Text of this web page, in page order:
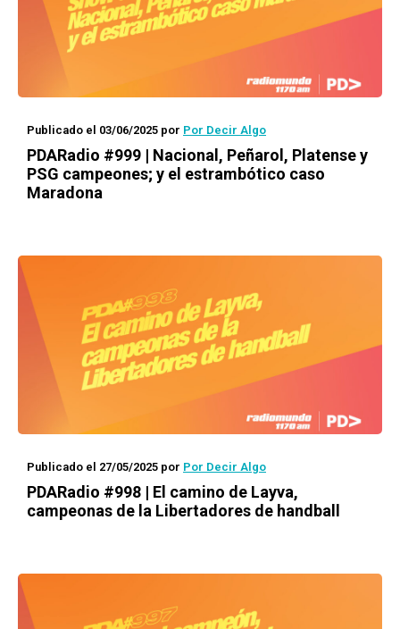
Publicado el 03/06/2025 por Por Decir Algo
PDARadio #999 | Nacional, Peñarol, Platense y
PSG campeones; y el estrambótico caso
Maradona
Publicado el 27/05/2025 por Por Decir Algo
PDARadio #998 | El camino de Layva,
campeonas de la Libertadores de handball